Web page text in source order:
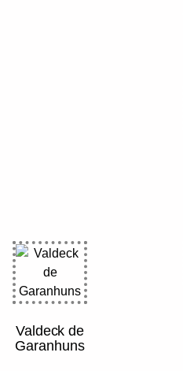
Valdeck de
Garanhuns